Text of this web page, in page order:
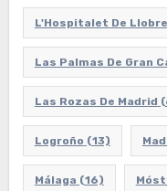
L'Hospitalet De
Las Palmas De Gran
Las Rozas De Madrid
Logroño (13)
Málaga (16)